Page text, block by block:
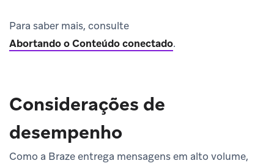
Para saber mais, consulte
Abortando o Conteúdo conectado.
Considerações de
desempenho
Como a Braze entrega mensagens em alto volume,